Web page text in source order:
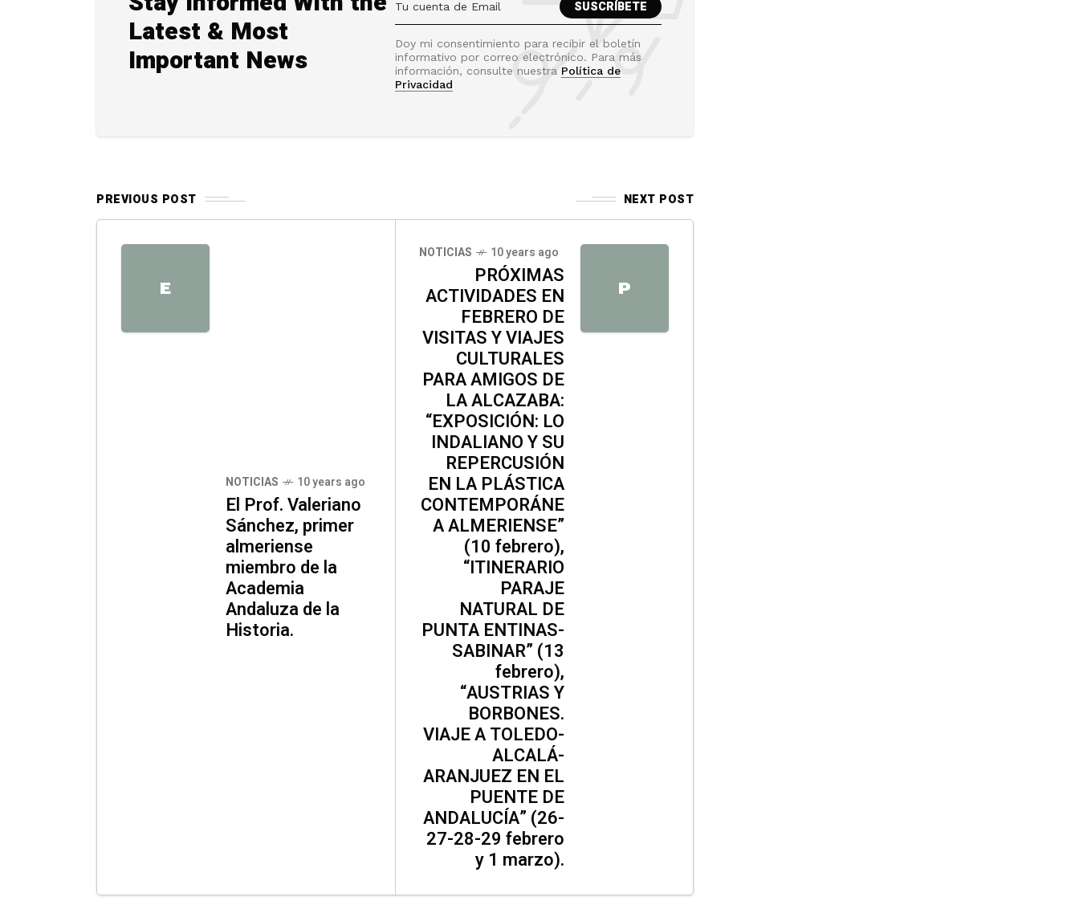
Latest & Most
Important News
Doy mi consentimiento para recibir el boletín
informativo por correo electrónico. Para más
información, consulte nuestra Política de
Privacidad
PREVIOUS POST NEXT POST
E
NOTICIAS 10 years ago
El Prof. Valeriano
Sánchez, primer
almeriense
miembro de la
Academia
Andaluza de la
Historia.
P
NOTICIAS 10 years ago
PRÓXIMAS
ACTIVIDADES EN
FEBRERO DE
VISITAS Y VIAJES
CULTURALES
PARA AMIGOS DE
LA ALCAZABA:
“EXPOSICIÓN: LO
INDALIANO Y SU
REPERCUSIÓN
EN LA PLÁSTICA
CONTEMPORÁNE
A ALMERIENSE”
(10 febrero),
“ITINERARIO
PARAJE
NATURAL DE
PUNTA ENTINAS-
SABINAR” (13
febrero),
“AUSTRIAS Y
BORBONES.
VIAJE A TOLEDO-
ALCALÁ-
ARANJUEZ EN EL
PUENTE DE
ANDALUCÍA” (26-
27-28-29 febrero
y 1 marzo).